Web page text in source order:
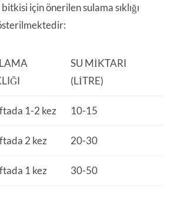
için önerilen sulama sıklığı
SU MIKTARI
(LITRE)
1-2 kez 10-15
2 kez 20-30
1 kez 30-50